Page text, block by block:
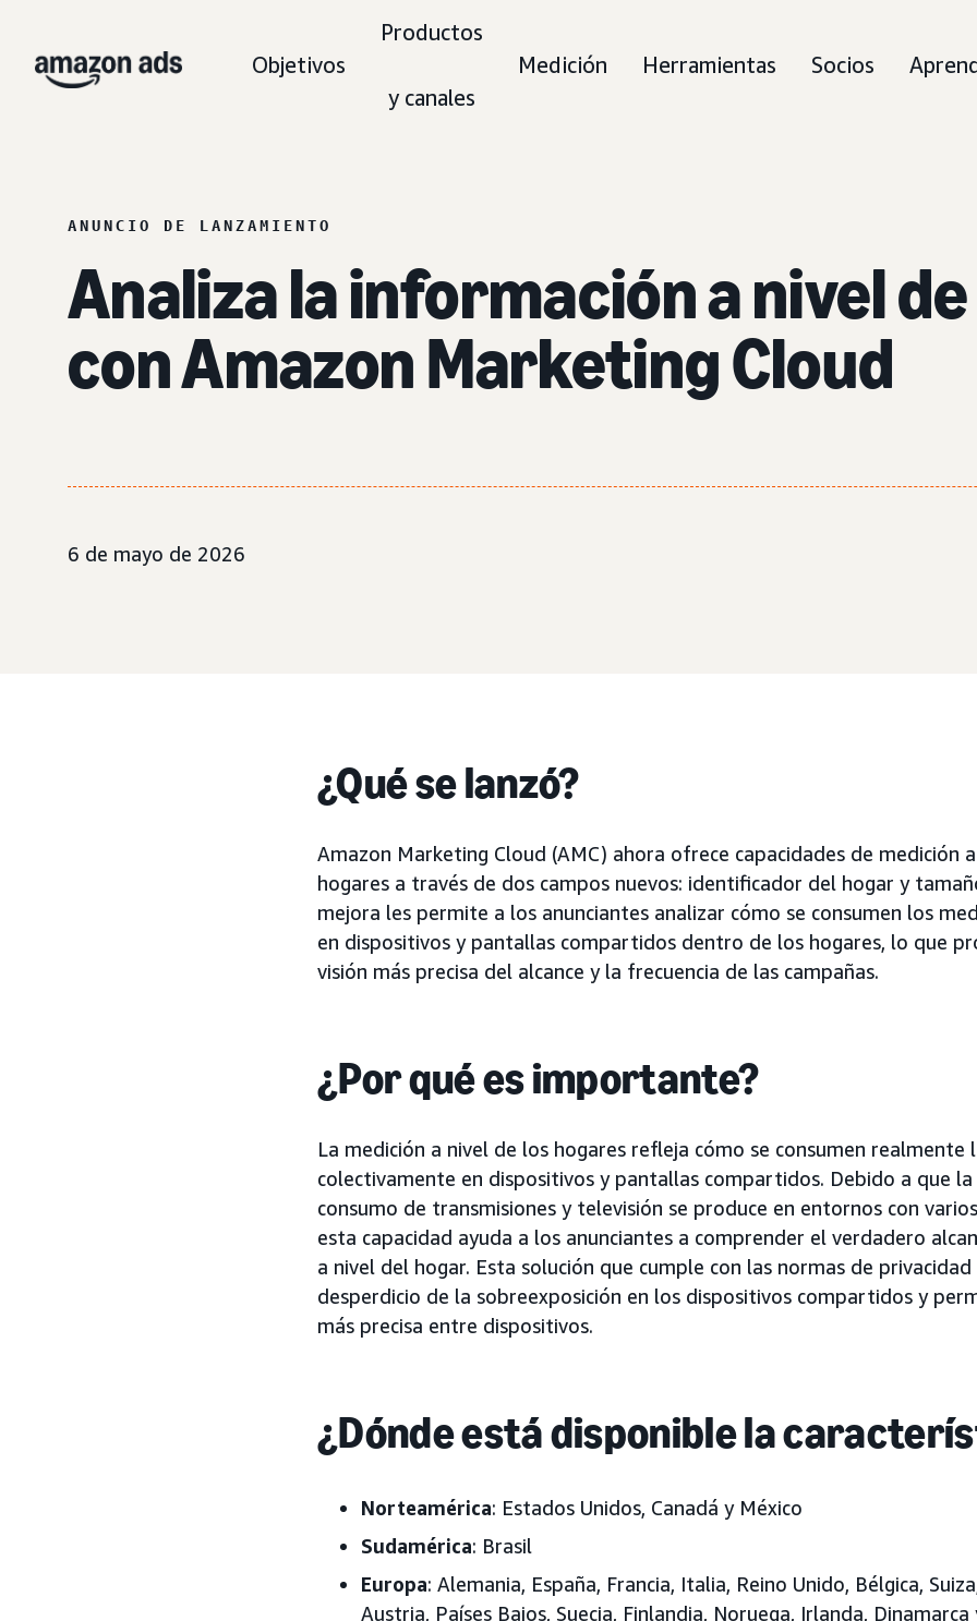
Objetivos
Productos
y canales
Medición Herramientas Socios
ANUNCIO DE LANZAMIENTO
Analiza la información a nivel
con Amazon Marketing Cloud
6 de mayo de 2026
¿Qué se lanzó?
Amazon Marketing Cloud (AMC) ahora ofrece capacidades de medición
hogares a través de dos campos nuevos: identificador del hogar y
mejora les permite a los anunciantes analizar cómo se consumen los
en dispositivos y pantallas compartidos dentro de los hogares, lo que
visión más precisa del alcance y la frecuencia de las campañas.
¿Por qué es importante?
La medición a nivel de los hogares refleja cómo se consumen realmente
colectivamente en dispositivos y pantallas compartidos. Debido a que
consumo de transmisiones y televisión se produce en entornos con
esta capacidad ayuda a los anunciantes a comprender el verdadero
a nivel del hogar. Esta solución que cumple con las normas de
desperdicio de la sobreexposición en los dispositivos compartidos y
más precisa entre dispositivos.
¿Dónde está disponible la
Norteamérica: Estados Unidos, Canadá y México
Sudamérica: Brasil
Europa: Alemania, España, Francia, Italia, Reino Unido, Bélgica,
Austria, Países Bajos, Suecia, Finlandia, Noruega, Irlanda,